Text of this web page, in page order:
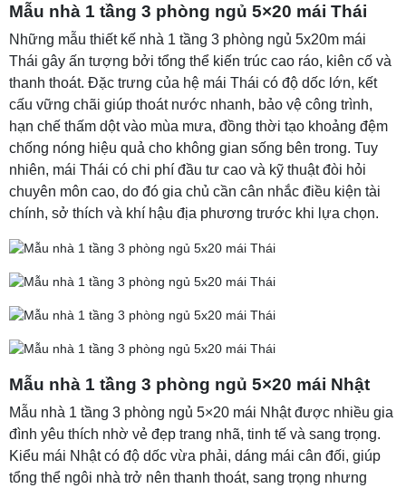
Mẫu nhà 1 tầng 3 phòng ngủ 5×20 mái Thái
Những mẫu thiết kế nhà 1 tầng 3 phòng ngủ 5x20m mái
Thái gây ấn tượng bởi tổng thể kiến trúc cao ráo, kiên cố và
thanh thoát. Đặc trưng của hệ mái Thái có độ dốc lớn, kết
cấu vững chãi giúp thoát nước nhanh, bảo vệ công trình,
hạn chế thấm dột vào mùa mưa, đồng thời tạo khoảng đệm
chống nóng hiệu quả cho không gian sống bên trong. Tuy
nhiên, mái Thái có chi phí đầu tư cao và kỹ thuật đòi hỏi
chuyên môn cao, do đó gia chủ cần cân nhắc điều kiện tài
chính, sở thích và khí hậu địa phương trước khi lựa chọn.
Mẫu nhà 1 tầng 3 phòng ngủ 5×20 mái Nhật
Mẫu nhà 1 tầng 3 phòng ngủ 5×20 mái Nhật được nhiều gia
đình yêu thích nhờ vẻ đẹp trang nhã, tinh tế và sang trọng.
Kiểu mái Nhật có độ dốc vừa phải, dáng mái cân đối, giúp
tổng thể ngôi nhà trở nên thanh thoát, sang trọng nhưng